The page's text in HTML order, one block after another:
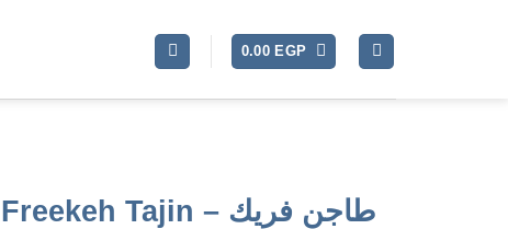
0.00 EGP
Freekeh Tajin – طاجن فريك